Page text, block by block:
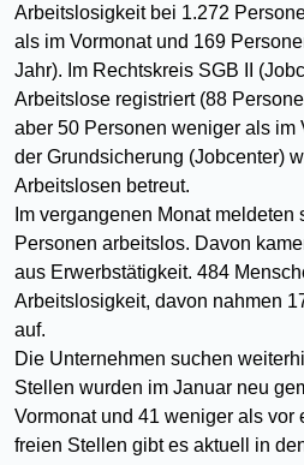
Arbeitslosigkeit bei 1.272
als im Vormonat und 169
Jahr). Im Rechtskreis SGB II
Arbeitslose registriert (88
aber 50 Personen weniger als im
der Grundsicherung (Jobcenter)
Arbeitslosen betreut.
Im vergangenen Monat
Personen arbeitslos. Davon
aus Erwerbstätigkeit. 484
Arbeitslosigkeit, davon nahmen
auf.
Die Unternehmen suchen
Stellen wurden im Januar neu
Vormonat und 41 weniger als vor
freien Stellen gibt es aktuell in